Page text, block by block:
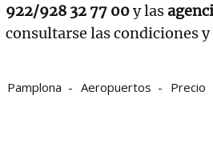
922/928 32 77 00y las
consultarse las condiciones
Pamplona Aeropuertos Precio